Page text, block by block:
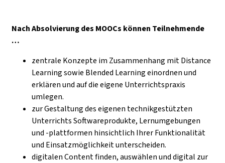
Nach Absolvierung des MOOCs können Teilnehmende
…
zentrale Konzepte im Zusammenhang mit Distance
Learning sowie Blended Learning einordnen und
erklären und auf die eigene Unterrichtspraxis
umlegen.
zur Gestaltung des eigenen technikgestützten
Unterrichts Softwareprodukte, Lernumgebungen
und -plattformen hinsichtlich Ihrer Funktionalität
und Einsatzmöglichkeit unterscheiden.
digitalen Content finden, auswählen und digital zur